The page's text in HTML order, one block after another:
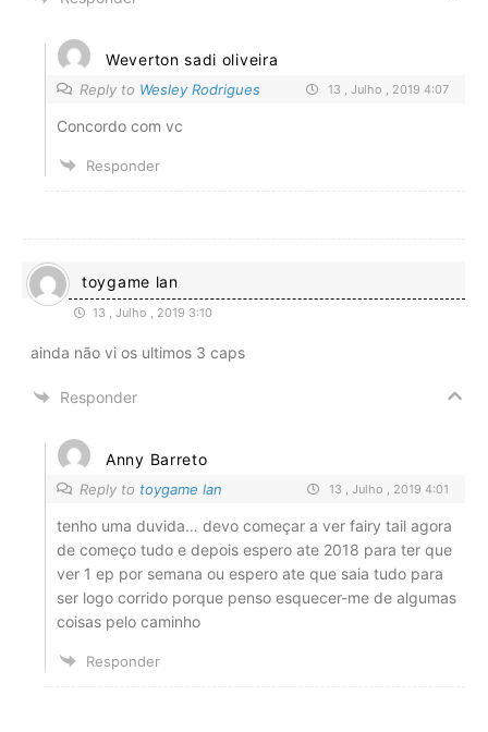
Weverton sadi oliveira
Reply to Wesley Rodrigues 13 , Julho , 2019 4:07
Concordo com vc
Responder
toygame lan
13 , Julho , 2019 3:10
ainda não vi os ultimos 3 caps
Responder
Anny Barreto
Reply to toygame lan 13 , Julho , 2019 4:01
tenho uma duvida… devo começar a ver fairy tail agora
de começo tudo e depois espero ate 2018 para ter que
ver 1 ep por semana ou espero ate que saia tudo para
ser logo corrido porque penso esquecer-me de algumas
coisas pelo caminho
Responder